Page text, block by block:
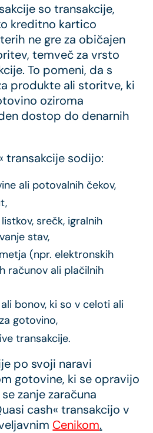
so transakcije,
kreditno kartico
ne gre za običajen
temveč za vrsto
To pomeni, da s
produkte ali storitve, ki
oziroma
dostop do denarnih
transakcije sodijo:
ali potovalnih čekov,
srečk, igralnih
stav,
(npr. elektronskih
računov ali plačilnih
bonov, ki so v celoti ali
gotovino,
transakcije.
po svoji naravi
gotovine, ki se opravijo
zanje zaračuna
cash« transakcijo v
Cenikom.